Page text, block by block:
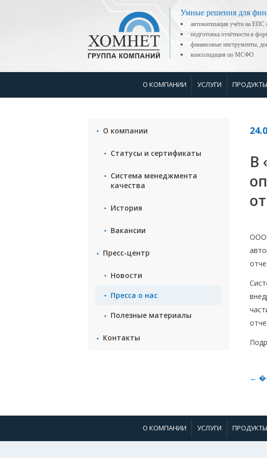
Умные решения для
автоматизация учёта на
подготовка отчётности в
финансовые инструменты,
консолидация по МСФО
О КОМПАНИИ УСЛУГИ
О компании
Статусы и сертификаты
Система менеджмента
качества
История
Вакансии
Пресс-центр
Новости
Пресса о нас
Полезные материалы
Контакты
В
ООО
←
О КОМПАНИИ УСЛУГИ